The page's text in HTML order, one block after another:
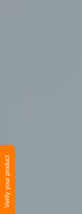
Verify your product